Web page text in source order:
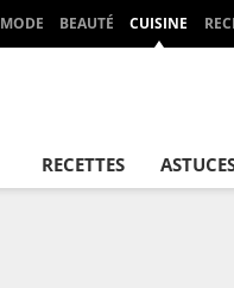
MODE BEAUTÉ CUISINE
RECETTES